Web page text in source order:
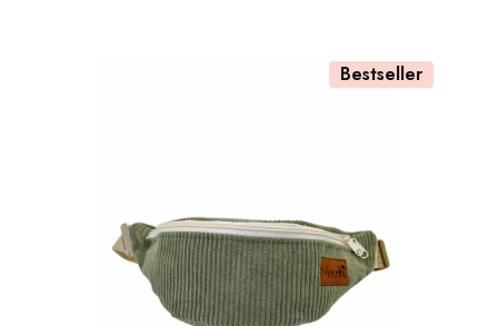
Bestseller